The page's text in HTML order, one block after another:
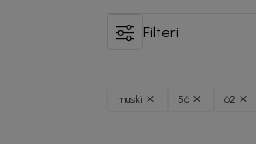
Filteri
muski 56 62